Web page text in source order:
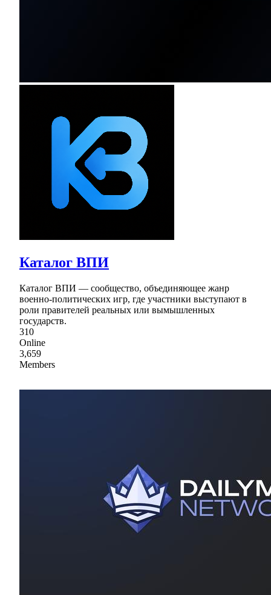
Каталог ВПИ
Каталог ВПИ — сообщество, объединяющее жанр
военно-политических игр, где участники выступают в
роли правителей реальных или вымышленных
государств.
310
Online
3,659
Members